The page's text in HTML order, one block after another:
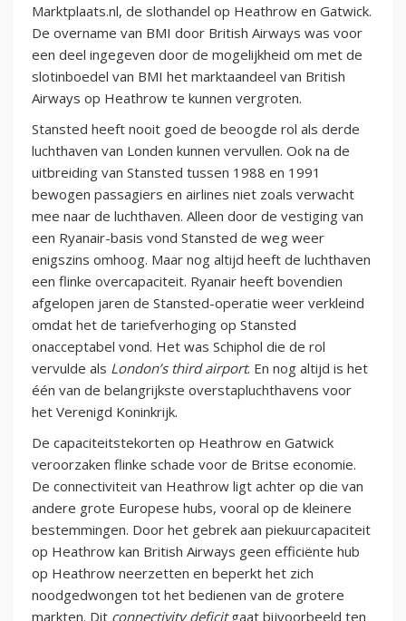
Marktplaats.nl, de slothandel op Heathrow en Gatwick.
De overname van BMI door British Airways was voor
een deel ingegeven door de mogelijkheid om met de
slotinboedel van BMI het marktaandeel van British
Airways op Heathrow te kunnen vergroten.
Stansted heeft nooit goed de beoogde rol als derde
luchthaven van Londen kunnen vervullen. Ook na de
uitbreiding van Stansted tussen 1988 en 1991
bewogen passagiers en airlines niet zoals verwacht
mee naar de luchthaven. Alleen door de vestiging van
een Ryanair-basis vond Stansted de weg weer
enigszins omhoog. Maar nog altijd heeft de luchthaven
een flinke overcapaciteit. Ryanair heeft bovendien
afgelopen jaren de Stansted-operatie weer verkleind
omdat het de tariefverhoging op Stansted
onacceptabel vond. Het was Schiphol die de rol
vervulde als London’s third airport. En nog altijd is het
één van de belangrijkste overstapluchthavens voor
het Verenigd Koninkrijk.
De capaciteitstekorten op Heathrow en Gatwick
veroorzaken flinke schade voor de Britse economie.
De connectiviteit van Heathrow ligt achter op die van
andere grote Europese hubs, vooral op de kleinere
bestemmingen. Door het gebrek aan piekuurcapaciteit
op Heathrow kan British Airways geen efficiënte hub
op Heathrow neerzetten en beperkt het zich
noodgedwongen tot het bedienen van de grotere
markten. Dit connectivity deficitgaat bijvoorbeeld ten